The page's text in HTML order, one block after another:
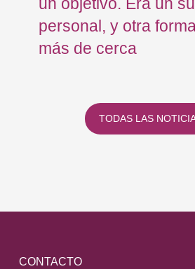
un objetivo. Era un
personal, y otra
más de cerca
TODAS LAS
CONTACTO